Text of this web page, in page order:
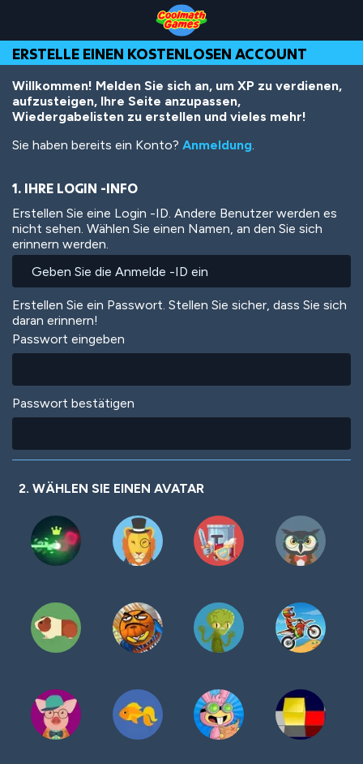
Top
of
Page
Navigation
Main
Content
Footer
Inhalt
ERSTELLE EINEN KOSTENLOSEN ACCOUNT
Willkommen! Melden Sie sich an, um XP zu verdienen,
aufzusteigen, Ihre Seite anzupassen,
Wiedergabelisten zu erstellen und vieles mehr!
Sie haben bereits ein Konto? Anmeldung.
1. IHRE LOGIN -INFO
Erstellen Sie eine Login -ID. Andere Benutzer werden es
nicht sehen. Wählen Sie einen Namen, an den Sie sich
erinnern werden.
Erstellen Sie ein Passwort. Stellen Sie sicher, dass Sie sich
daran erinnern!
Passwort eingeben
Passwort bestätigen
2. WÄHLEN SIE EINEN AVATAR